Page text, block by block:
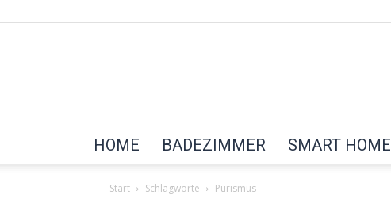
HOME BADEZIMMER SMART HOME
Start Schlagworte Purismus